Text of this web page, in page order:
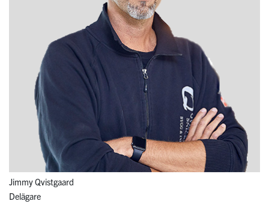
Jimmy Qvistgaard
Delägare